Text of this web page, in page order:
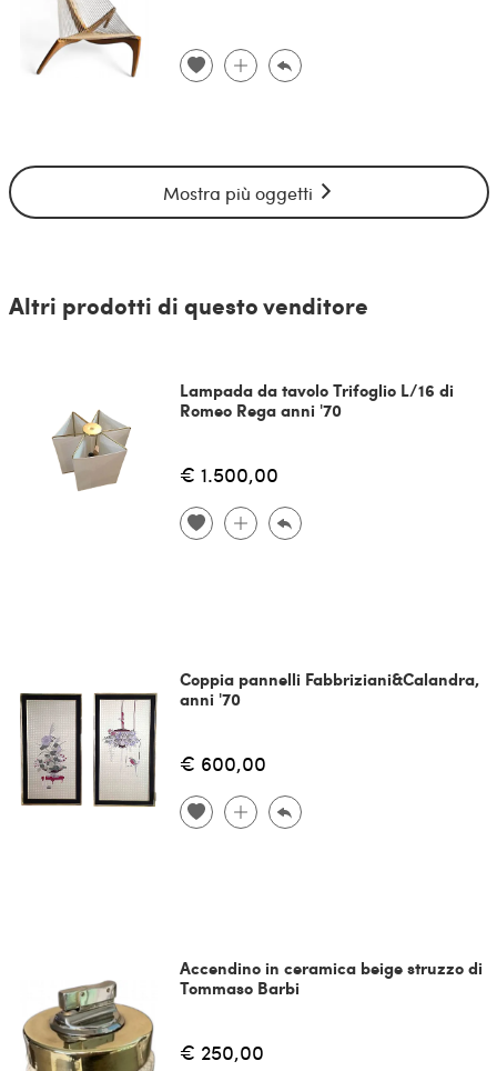
Mostra più oggetti
Altri prodotti di questo venditore
Lampada da tavolo Trifoglio L/16 di
Romeo Rega anni '70
€ 1.500,00
Coppia pannelli Fabbriziani&Calandra,
anni '70
€ 600,00
Accendino in ceramica beige struzzo di
Tommaso Barbi
€ 250,00